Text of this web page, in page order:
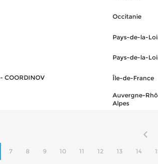
Occitanie
Pays-de-la-
Pays-de-la-
COORDINOV Île-de-France
Auvergne-
Alpes
7 8 9 10 11 12 13 14